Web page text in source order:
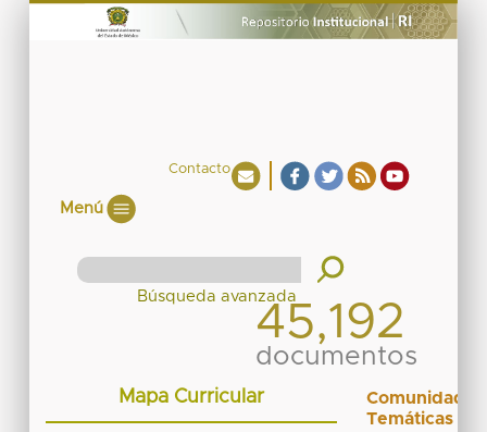
Contacto
Menú
45,192
documentos
Mapa Curricular
Comunidades
Temáticas